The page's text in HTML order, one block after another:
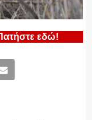
εδώ!